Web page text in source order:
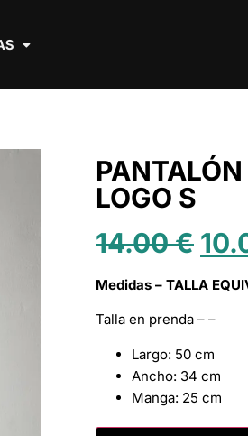
LOGO S
14.00€
Medidas – TALLA
Talla en prenda – –
Largo: 50 cm
Ancho: 34 cm
Manga: 25 cm